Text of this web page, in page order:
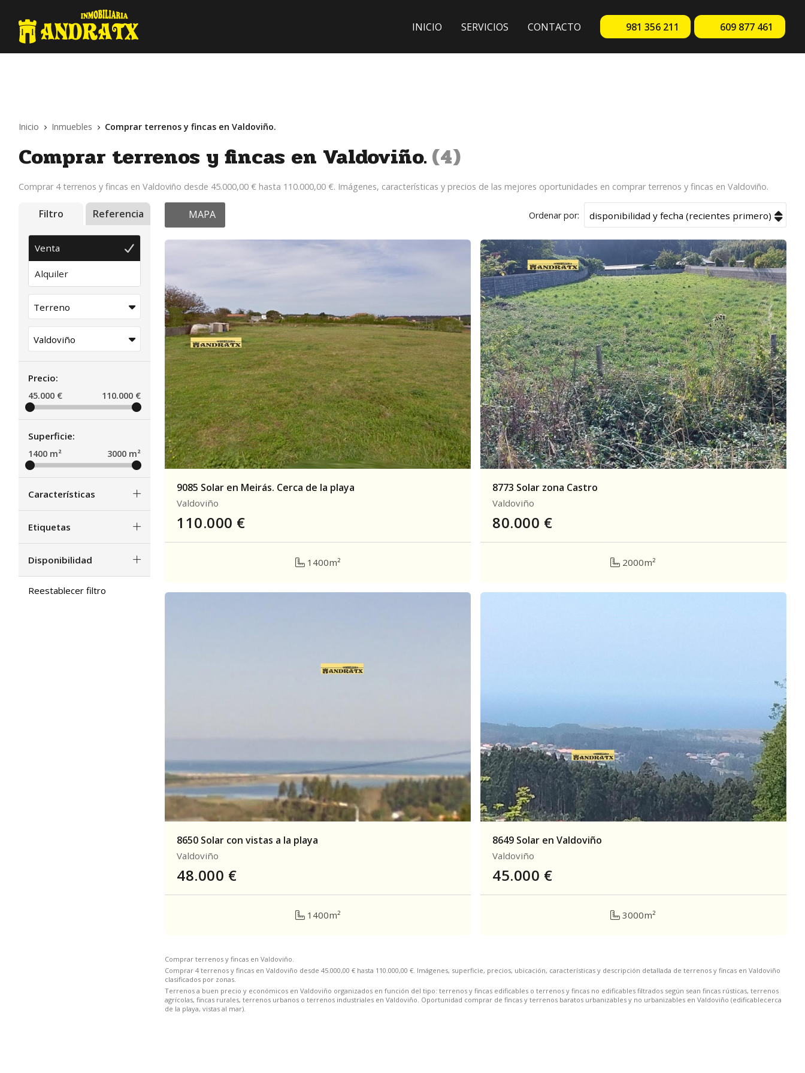
INICIO SERVICIOS CONTACTO 981 356 211 609 877 461
Inicio Inmuebles Comprar terrenos y fincas en Valdoviño.
Comprar terrenos y fincas en Valdoviño. 4
Comprar 4 terrenos y fincas en Valdoviño desde 45.000,00 € hasta 110.000,00 €. Imágenes, características y precios de las mejores oportunidades en comprar terrenos y fincas en Valdoviño.
Filtro Referencia
Venta
Alquiler
Precio:
45.000 € 110.000 €
Superficie:
1400 m² 3000 m²
Características
Etiquetas
Disponibilidad
MAPA Ordenar por:
9085 Solar en Meirás. Cerca de la playa
110.000 €
1400m²
Valdoviño
8773 Solar zona Castro
80.000 €
2000m²
Valdoviño
8650 Solar con vistas a la playa
48.000 €
1400m²
Valdoviño
8649 Solar en Valdoviño
45.000 €
3000m²
Valdoviño
Comprar terrenos y fincas en Valdoviño.
Comprar 4 terrenos y fincas en Valdoviño desde 45.000,00 € hasta 110.000,00 €. Imágenes, superficie, precios, ubicación, características y descripción detallada de terrenos y fincas en Valdoviño
clasificados por zonas.
Terrenos a buen precio y económicos en Valdoviño organizados en función del tipo: terrenos y fincas edificables o terrenos y fincas no edificables filtrados según sean fincas rústicas, terrenos
agrícolas, fincas rurales, terrenos urbanos o terrenos industriales en Valdoviño. Oportunidad comprar de fincas y terrenos baratos urbanizables y no urbanizables en Valdoviño (edificablecerca
de la playa, vistas al mar).